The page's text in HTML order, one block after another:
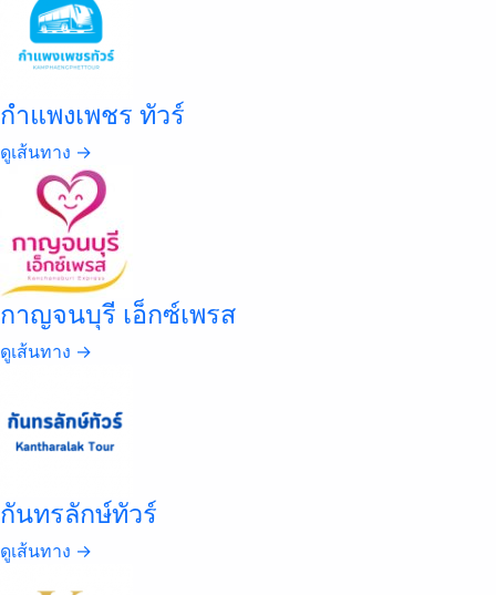
กำแพงเพชร ทัวร์
ดูเส้นทาง →
กาญจนบุรี เอ็กซ์เพรส
ดูเส้นทาง →
กันทรลักษ์ทัวร์
ดูเส้นทาง →